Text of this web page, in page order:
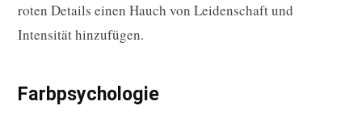
roten Details einen Hauch von Leidenschaft und
Intensität hinzufügen.
Farbpsychologie